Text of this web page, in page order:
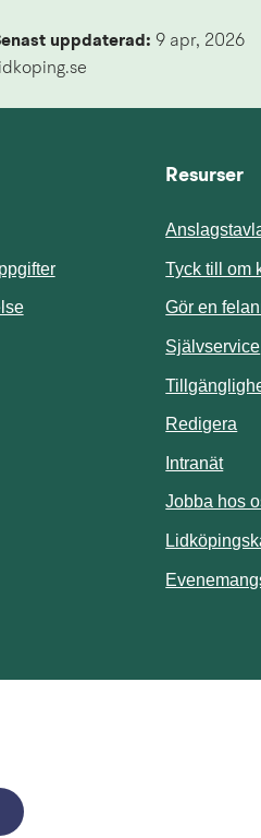
uppdaterad: 9 apr, 2026
Resurser
Tyck till om
Gör en
Självservice
Redigera
Intranät
Jobba hos